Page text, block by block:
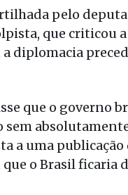
pelo
que criticou
diplomacia
que o governo
a uma
o Brasil ficaria